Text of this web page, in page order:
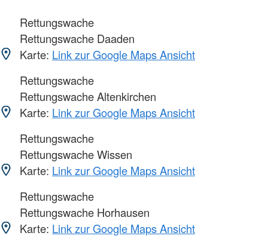
Rettungswache
Rettungswache Daaden
Karte: Link zur Google Maps Ansicht
Rettungswache
Rettungswache Altenkirchen
Karte: Link zur Google Maps Ansicht
Rettungswache
Rettungswache Wissen
Karte: Link zur Google Maps Ansicht
Rettungswache
Rettungswache Horhausen
Karte: Link zur Google Maps Ansicht